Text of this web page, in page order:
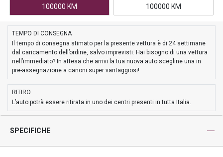
100000 KM
100000 KM
TEMPO DI CONSEGNA
Il tempo di consegna stimato per la presente vettura è di 24 settimane
dal caricamento dell’ordine, salvo imprevisti. Hai bisogno di una vettura
nell’immediato? In attesa che arrivi la tua nuova auto scegline una in
pre-assegnazione a canoni super vantaggiosi!
RITIRO
L’auto potrà essere ritirata in uno dei centri presenti in tutta Italia.
SPECIFICHE